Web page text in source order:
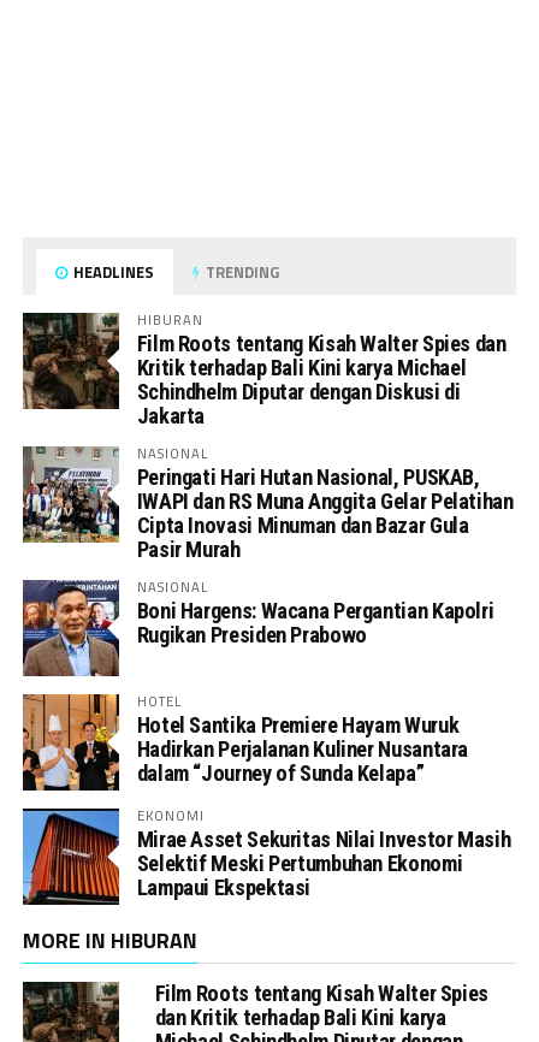
HEADLINES TRENDING
HIBURAN
Film Roots tentang Kisah Walter Spies dan
Kritik terhadap Bali Kini karya Michael
Schindhelm Diputar dengan Diskusi di
Jakarta
NASIONAL
Peringati Hari Hutan Nasional, PUSKAB,
IWAPI dan RS Muna Anggita Gelar Pelatihan
Cipta Inovasi Minuman dan Bazar Gula
Pasir Murah
NASIONAL
Boni Hargens: Wacana Pergantian Kapolri
Rugikan Presiden Prabowo
HOTEL
Hotel Santika Premiere Hayam Wuruk
Hadirkan Perjalanan Kuliner Nusantara
dalam “Journey of Sunda Kelapa”
EKONOMI
Mirae Asset Sekuritas Nilai Investor Masih
Selektif Meski Pertumbuhan Ekonomi
Lampaui Ekspektasi
MORE IN HIBURAN
Film Roots tentang Kisah Walter Spies
dan Kritik terhadap Bali Kini karya